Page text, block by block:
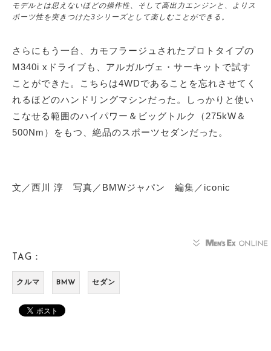
モデルとは思えないほどの操作性、そして高出力エンジンと、よりス
ポーツ性を突きつけた3シリーズとして楽しむことができる。
さらにもう一台、カモフラージュされたプロトタイプの
M340i xドライブも、アルガルヴェ・サーキットで試す
ことができた。こちらは4WDであることを忘れさせてく
れるほどのハンドリングマシンだった。しっかりと使い
こなせる範囲のハイパワー＆ビッグトルク（275kW＆
500Nm）をもつ、絶品のスポーツセダンだった。
文／西川 淳 写真／BMWジャパン 編集／iconic
TAG：
クルマ BMW セダン